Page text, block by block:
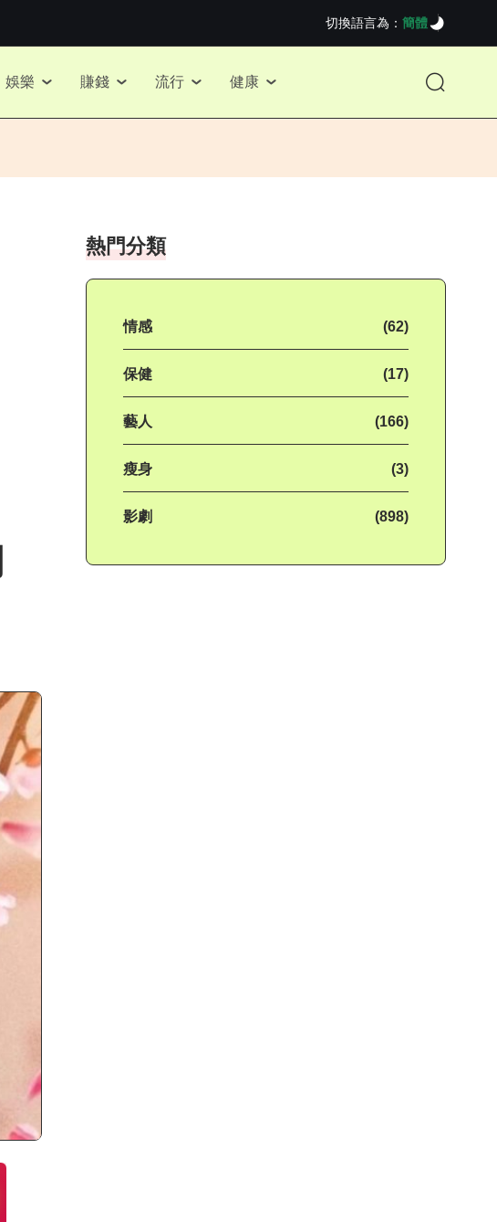
切換語言為： 簡體
娛樂 賺錢 流行 健康
熱門分類
情感 (62)
保健 (17)
藝人 (166)
瘦身 (3)
影劇 (898)